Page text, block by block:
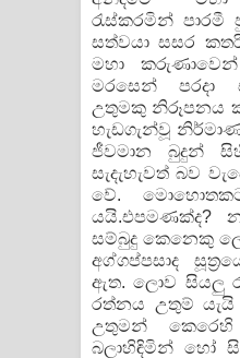
රැස්කරමින්
සත්වයා සසර
මහා කරුණාවෙන්
මරසෙන් පරදා
උතුමකු නිරූපනය
හැඩගැන්වූ
ජීවමාන බුදුන්
සැදැහැවත් බව
වේ.
යයි.එපමණක්ද?
සම්බුදු කෙනෙකු
අග්ගප්පසාද
ඇත. ලොව සියලු
රත්නය උතුම් යැයි
උතුමන් කෙරෙහි
බලාහිඳිමින් හෝ